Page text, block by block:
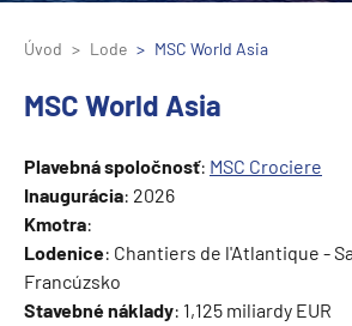
Úvod Lode MSC World Asia
MSC World Asia
Plavebná spoločnosť: MSC Crociere
Inaugurácia: 2026
Kmotra:
Lodenice: Chantiers de l'Atlantique -
Francúzsko
Stavebné náklady: 1,125 miliardy EUR